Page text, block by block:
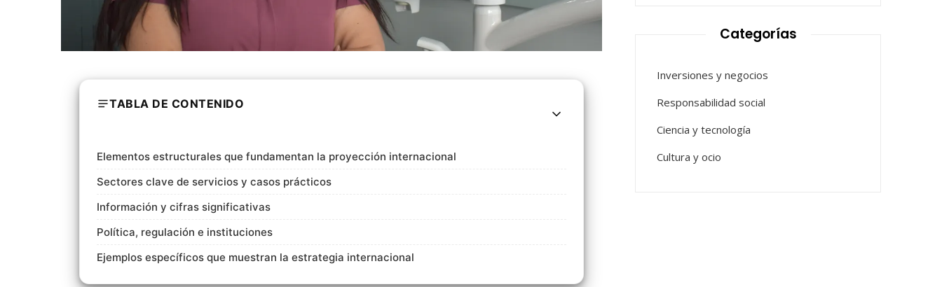
TABLA DE CONTENIDO
Elementos estructurales que fundamentan la proyección internacional
Sectores clave de servicios y casos prácticos
Información y cifras significativas
Política, regulación e instituciones
Ejemplos específicos que muestran la estrategia internacional
Categorías
Inversiones y negocios
Responsabilidad social
Ciencia y tecnología
Cultura y ocio